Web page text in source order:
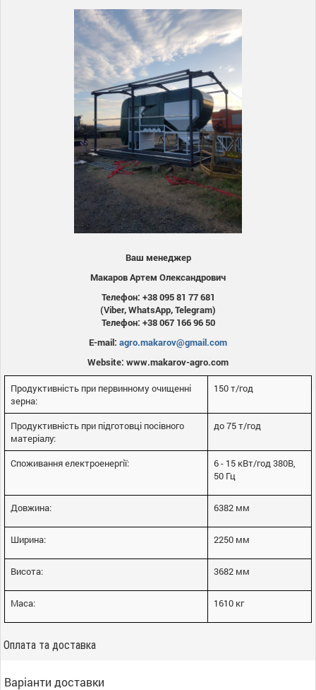
Ваш менеджер
Макаров Артем Олександрович
Телефон: +38 095 81 77 681
(Viber, WhatsApp, Telegram)
Телефон: +38 067 166 96 50
E-mail: agro.makarov@gmail.com
Website: www.makarov-agro.com
Продуктивність при первинному очищенні
зерна:
150 т/год
Продуктивність при підготовці посівного
матеріалу:
до 75 т/год
Споживання електроенергії:
6 - 15 кВт/год 380В,
50 Гц
Довжина: 6382 мм
Ширина: 2250 мм
Висота: 3682 мм
Маса: 1610 кг
Оплата та доставка
Варіанти доставки